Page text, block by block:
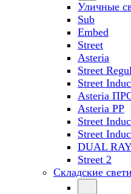
Уличные
Sub
Embed
Street
Asteria
Street
Street
Asteria
Asteria PP
Street
Street
DUAL
Street 2
Складские